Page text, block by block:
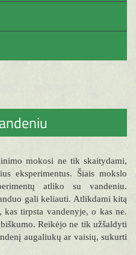
mokosi ne tik skaitydami,
eksperimentus. Šiais mokslo
atliko su vandeniu.
gali keliauti. Atlikdami kitą
kas tirpsta vandenyje, o kas ne.
Reikėjo ne tik užšaldyti
augaliukų ar vaisių, sukurti